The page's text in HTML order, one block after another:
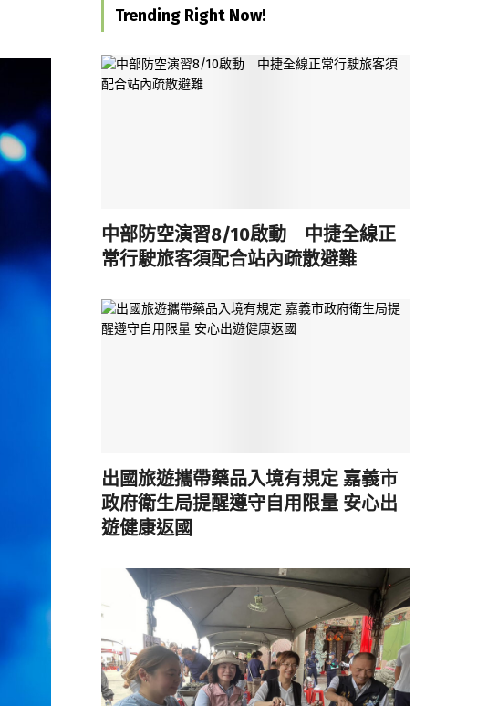
Trending Right Now!
中部防空演習8/10啟動 中捷全線正
常行駛旅客須配合站內疏散避難
出國旅遊攜帶藥品入境有規定 嘉義市
政府衛生局提醒遵守自用限量 安心出
遊健康返國